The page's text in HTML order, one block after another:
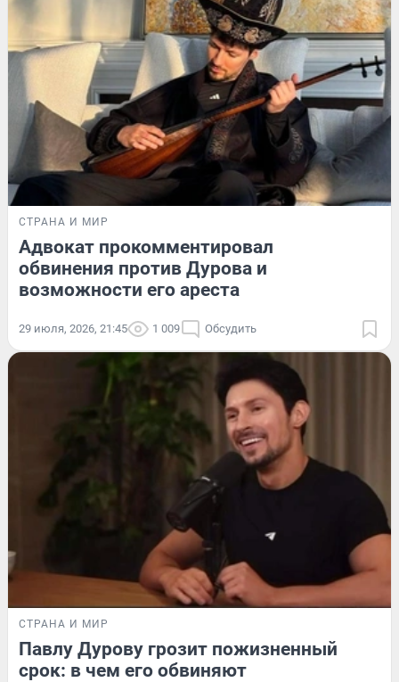
СТРАНА И МИР
Адвокат прокомментировал
обвинения против Дурова и
возможности его ареста
29 июля, 2026, 21:45 1 009 Обсудить
СТРАНА И МИР
Павлу Дурову грозит пожизненный
срок: в чем его обвиняют